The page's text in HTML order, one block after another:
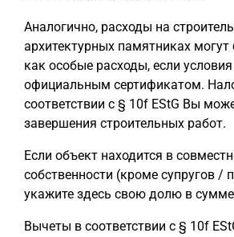
Аналогично, расходы на
архитектурных памятниках
как особые расходы, если
официальным сертификатом.
соответствии с § 10f EStG Вы
завершения строительных работ.
Если объект находится в
собственности (кроме супругов /
укажите здесь свою долю в
Вычеты в соответствии с § 10f